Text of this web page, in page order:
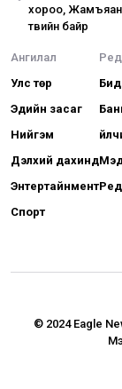
хороо,
төвийн байр
Ангилал
Улс төр
Эдийн засаг
Нийгэм
Дэлхий дахинд
Энтертайнмент
Спорт
© 2024 Eagle